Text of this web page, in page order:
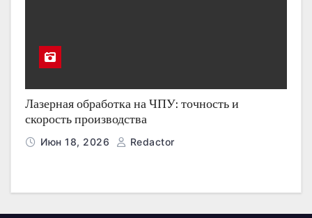
Лазерная обработка на ЧПУ: точность и
скорость производства
Июн 18, 2026 Redactor